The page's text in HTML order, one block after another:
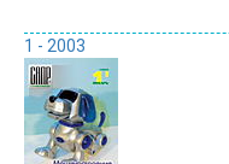
1 - 2003